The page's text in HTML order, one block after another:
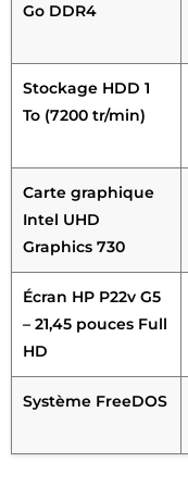
Go DDR4
Stockage HDD 1
To (7200 tr/min)
Carte graphique
Intel UHD
Graphics 730
Écran HP P22v G5
– 21,45 pouces Full
HD
Système FreeDOS